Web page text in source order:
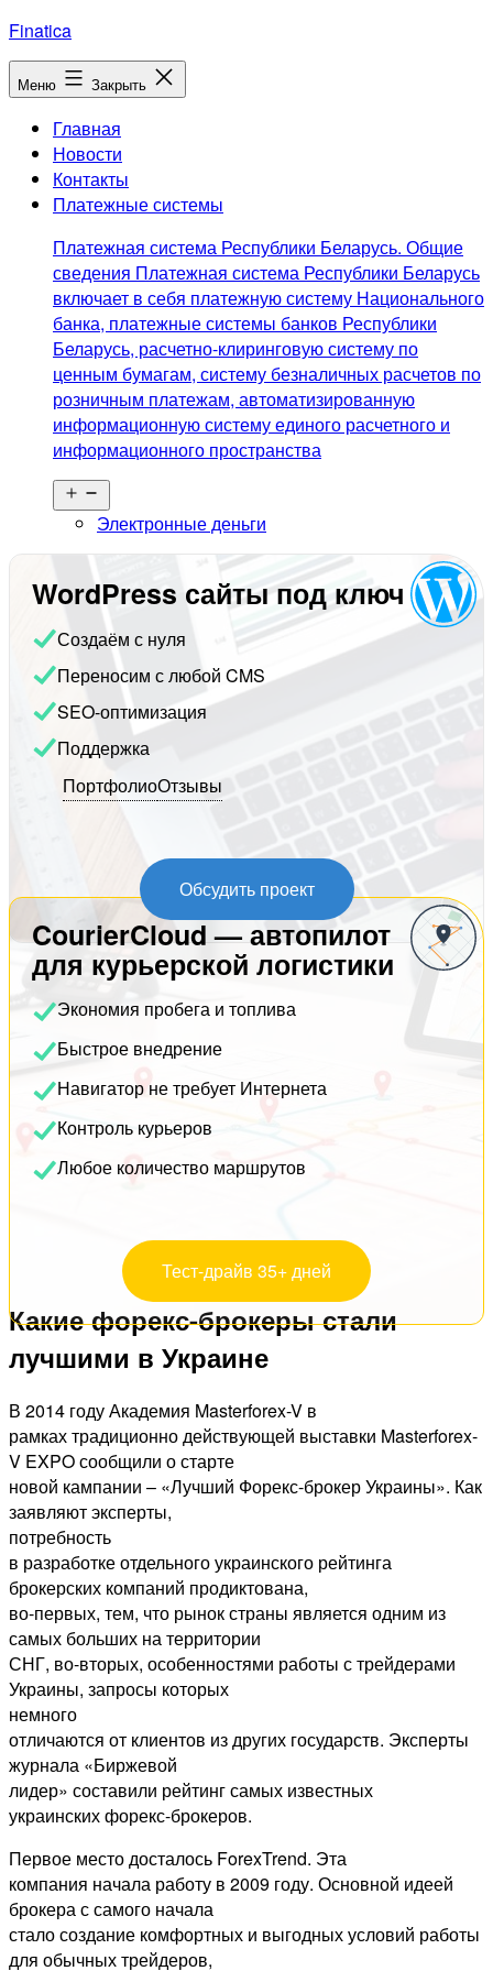
Перейти
к
содержимому
Finatica
Меню Закрыть
Главная
Новости
Контакты
Платежные системы
Платежная система Республики Беларусь. Общие
сведения Платежная система Республики Беларусь
включает в себя платежную систему Национального
банка, платежные системы банков Республики
Беларусь, расчетно-клиринговую систему по
ценным бумагам, систему безналичных расчетов по
розничным платежам, автоматизированную
информационную систему единого расчетного и
информационного пространства
меню
Электронные деньги
WordPress сайты под ключ
Создаём с нуля
Переносим с любой CMS
SEO-оптимизация
Поддержка
ПортфолиоОтзывы
Обсудить проект
CourierCloud — автопилот
для курьерской логистики
Экономия пробега и топлива
Быстрое внедрение
Навигатор не требует Интернета
Контроль курьеров
Любое количество маршрутов
Тест-драйв 35+ дней
Какие форекс-брокеры стали
лучшими в Украине
В 2014 году Академия Masterforex-V в
рамках традиционно действующей выставки Masterforex-
V EXPO сообщили о старте
новой кампании – «Лучший Форекс-брокер Украины». Как
заявляют эксперты,
потребность
в разработке отдельного украинского рейтинга
брокерских компаний продиктована,
во-первых, тем, что рынок страны является одним из
самых больших на территории
СНГ, во-вторых, особенностями работы с трейдерами
Украины, запросы которых
немного
отличаются от клиентов из других государств. Эксперты
журнала «Биржевой
лидер» составили рейтинг самых известных
украинских форекс-брокеров.
Первое место досталось ForexTrend. Эта
компания начала работу в 2009 году. Основной идеей
брокера с самого начала
стало создание комфортных и выгодных условий работы
для обычных трейдеров,